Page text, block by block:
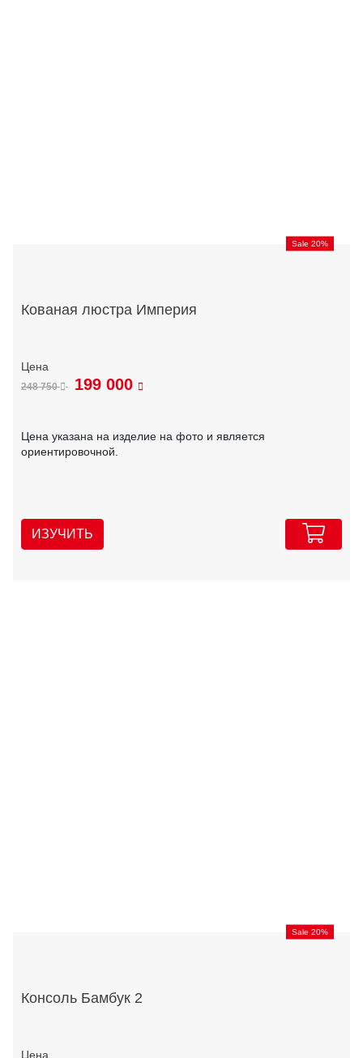
Sale 20%
Кованая люстра Империя
248 750 199 000
Цена указана на изделие на фото и является
ориентировочной.
ИЗУЧИТЬ
Sale 20%
Консоль Бамбук 2